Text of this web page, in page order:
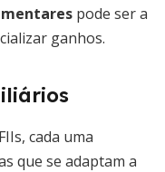
pode ser a
ganhos.
cada uma
que se adaptam a